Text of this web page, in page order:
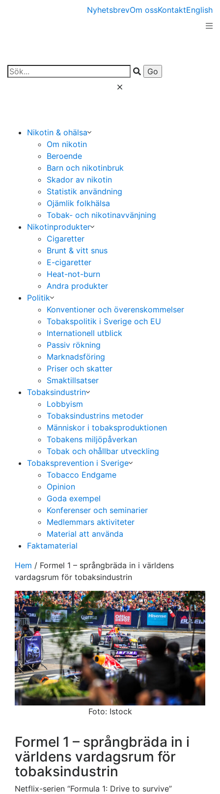
NyhetsbrevOm ossKontaktEnglish
Nikotin & ohälsa
Om nikotin
Beroende
Barn och nikotinbruk
Skador av nikotin
Statistik användning
Ojämlik folkhälsa
Tobak- och nikotinavvänjning
Nikotinprodukter
Cigaretter
Brunt & vitt snus
E-cigaretter
Heat-not-burn
Andra produkter
Politik
Konventioner och överenskommelser
Tobakspolitik i Sverige och EU
Internationell utblick
Passiv rökning
Marknadsföring
Priser och skatter
Smaktillsatser
Tobaksindustrin
Lobbyism
Tobaksindustrins metoder
Människor i tobaksproduktionen
Tobakens miljöpåverkan
Tobak och ohållbar utveckling
Tobaksprevention i Sverige
Tobacco Endgame
Opinion
Goda exempel
Konferenser och seminarier
Medlemmars aktiviteter
Material att använda
Faktamaterial
Hem / Formel 1 – språngbräda in i världens
vardagsrum för tobaksindustrin
Foto: Istock
Formel 1 – språngbräda in i
världens vardagsrum för
tobaksindustrin
Netflix-serien “Formula 1: Drive to survive”